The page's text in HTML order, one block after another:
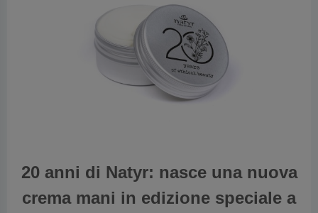
20 anni di Natyr: nasce una nuova
crema mani in edizione speciale a